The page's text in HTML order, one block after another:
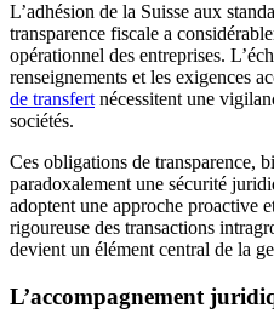
L’adhésion de la Suisse aux
transparence fiscale a
opérationnel des entreprises.
renseignements et les exigences
de transfert nécessitent une
sociétés.
Ces obligations de transparence,
paradoxalement une sécurité
adoptent une approche proactive
rigoureuse des transactions
devient un élément central de la
L’accompagnement